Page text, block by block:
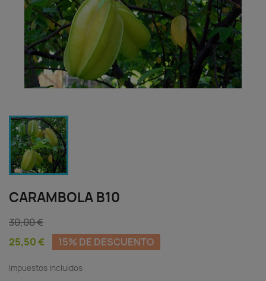
CARAMBOLA B10
30,00 €
25,50 €
15% DE DESCUENTO
Impuestos incluidos